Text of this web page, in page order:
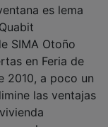
SIMA Otoño
en Feria de
a poco un
las ventajas
que la